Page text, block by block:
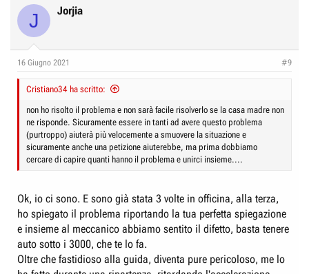
s
J Jorjia
16 Giugno 2021 #9
Cristiano34 ha scritto:
non ho risolto il problema e non sarà facile risolverlo se la casa madre non
ne risponde. Sicuramente essere in tanti ad avere questo problema
(purtroppo) aiuterà più velocemente a smuovere la situazione e
sicuramente anche una petizione aiuterebbe, ma prima dobbiamo
cercare di capire quanti hanno il problema e unirci insieme....
Ok, io ci sono. E sono già stata 3 volte in officina, alla terza,
ho spiegato il problema riportando la tua perfetta spiegazione
e insieme al meccanico abbiamo sentito il difetto, basta tenere
auto sotto i 3000, che te lo fa.
Oltre che fastidioso alla guida, diventa pure pericoloso, me lo